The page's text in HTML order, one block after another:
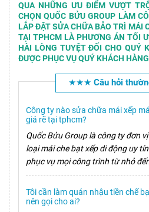
QUA NHỮNG ƯU ĐIỂM VƯỢT
CHỌN QUỐC BỬU GROUP LÀM
LẮP ĐẶT SỬA CHỮA BẢO TRÌ MÁI
TẠI TPHCM LÀ PHƯƠNG ÁN TỐI
HÀI LÒNG TUYỆT ĐỐI CHO QUÝ
ĐƯỢC PHỤC VỤ QUÝ KHÁCH
★★★ Câu hỏi
Công ty nào sửa chữa mái xếp
giá rẽ tại tphcm?
Quốc Bửu Group là công ty đơn
loại mái che bạt xếp di động uy
phục vụ mọi công trình từ nhỏ
Tôi cần làm quán nhậu tiền chế
nên gọi cho ai?